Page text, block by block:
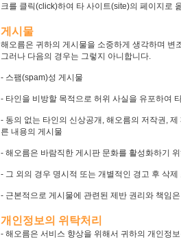
크를 클릭(click)하여 타 사이트(site)의 페이지로
게시물
해오름은 귀하의 게시물을 소중하게 생각하며 변
그러나 다음의 경우는 그렇지 아니합니다.
- 스팸(spam)성 게시물
- 타인을 비방할 목적으로 허위 사실을 유포하여
- 동의 없는 타인의 신상공개, 해오름의 저작권,
른 내용의 게시물
- 해오름은 바람직한 게시판 문화를 활성화하기
- 그 외의 경우 명시적 또는 개별적인 경고 후 삭
- 근본적으로 게시물에 관련된 제반 권리와 책임
개인정보의 위탁처리
- 해오름은 서비스 향상을 위해서 귀하의 개인정